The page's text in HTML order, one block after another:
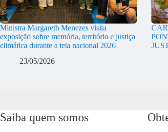
Ministra Margareth Menezes visita
exposição sobre memória, território e justiça
climática durante a teia nacional 2026
23/05/2026
Saiba quem somos